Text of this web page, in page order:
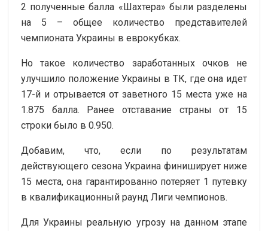
2 полученные балла «Шахтера» были разделены
на 5 – общее количество представителей
чемпионата Украины в еврокубках.
Но такое количество заработанных очков не
улучшило положение Украины в ТК, где она идет
17-й и отрывается от заветного 15 места уже на
1.875 балла. Ранее отставание страны от 15
строки было в 0.950.
Добавим, что, если по результатам
действующего сезона Украина финиширует ниже
15 места, она гарантированно потеряет 1 путевку
в квалификационный раунд Лиги чемпионов.
Для Украины реальную угрозу на данном этапе